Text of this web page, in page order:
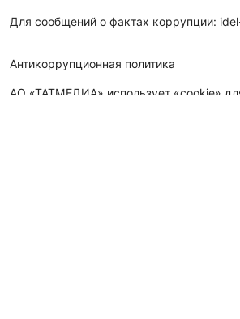
Для сообщений о фактах коррупции:
Антикоррупционная политика
АО «ТАТМЕДИА» использует «cookie»